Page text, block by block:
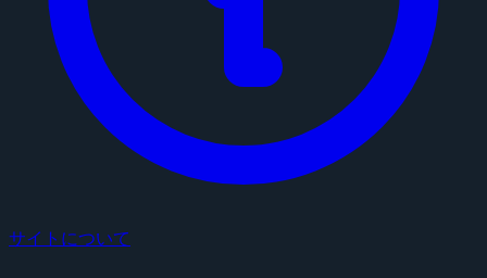
サイトについて